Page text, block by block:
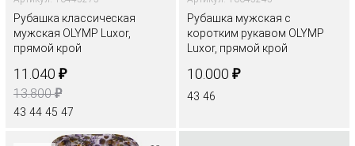
Рубашка классическая
мужская OLYMP Luxor,
прямой крой
11.040 ₽
13.800₽
43 44 45 47
Рубашка мужская с
коротким рукавом OLYMP
Luxor, прямой крой
10.000 ₽
43 46